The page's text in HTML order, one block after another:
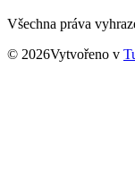
Všechna práva
© 2026Vytvořeno v